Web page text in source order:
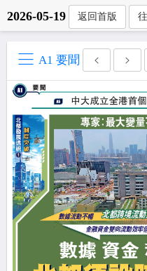
2026-05-19 返回首版
A1 要聞